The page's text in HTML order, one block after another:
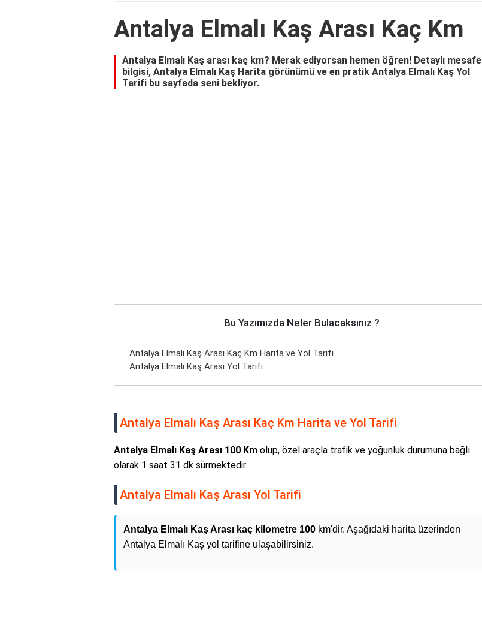
Antalya Elmalı Kaş Arası Kaç Km
Antalya Elmalı Kaş arası kaç km? Merak ediyorsan hemen öğren! Detaylı mesafe
bilgisi, Antalya Elmalı Kaş Harita görünümü ve en pratik Antalya Elmalı Kaş Yol
Tarifi bu sayfada seni bekliyor.
Bu Yazımızda Neler Bulacaksınız ?
Antalya Elmalı Kaş Arası Kaç Km Harita ve Yol Tarifi
Antalya Elmalı Kaş Arası Yol Tarifi
Antalya Elmalı Kaş Arası Kaç Km Harita ve Yol Tarifi
Antalya Elmalı Kaş Arası 100 Km olup, özel araçla trafik ve yoğunluk durumuna bağlı
olarak 1 saat 31 dk sürmektedir.
Antalya Elmalı Kaş Arası Yol Tarifi
Antalya Elmalı Kaş Arası kaç kilometre 100 km'dir. Aşağıdaki harita üzerinden
Antalya Elmalı Kaş yol tarifine ulaşabilirsiniz.